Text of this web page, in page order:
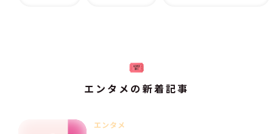
エンタメの新着記事
エンタメ